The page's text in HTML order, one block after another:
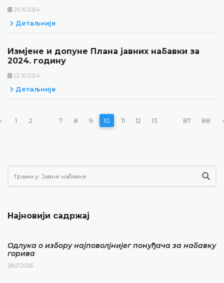
25.10.2024.
Детаљније
Измјене и допуне Плана јавних набавки за
2024. годину
22.10.2024.
Детаљније
‹ 1 2 7 8 9 10 11 12 13 87 88 ›
Најновији садржај
Одлука о избору најповолјнијег понуђача за набавку
горива
28.07.2026.